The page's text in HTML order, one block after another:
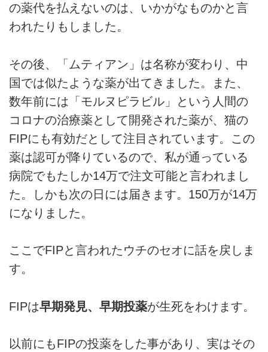
の薬代を払えないのは、いかがなものかと言
われたりもしました。
その後、「ムティアン」は名称が変わり、中
国では似たような薬が出てきました。また、
数年前には「モルヌピラビル」という人間の
コロナの治療薬として開発された薬が、猫の
FIPにも有効だとして注目されています。この
薬は認可が降りているので、私が通っている
病院でもたしか14万で注文可能と言われまし
た。しかも次の日には届きます。150万が14万
になりました。
ここでFIPと言われたウチのセオに話を戻しま
す。
FIPは早期発見、早期投薬が生死をわけます。
以前にもFIPの投薬をした事があり、実はその